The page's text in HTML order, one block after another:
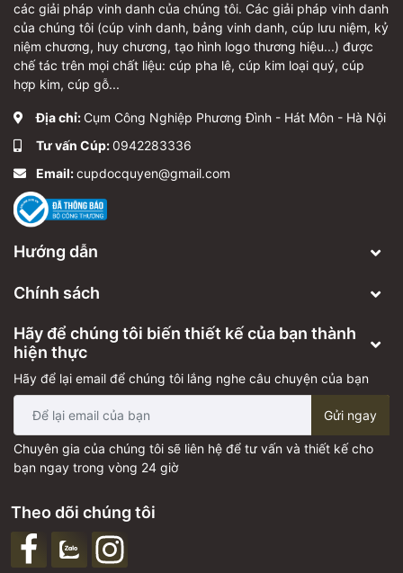
các giải pháp vinh danh của chúng tôi. Các giải pháp vinh danh
của chúng tôi (cúp vinh danh, bảng vinh danh, cúp lưu niệm, kỷ
niệm chương, huy chương, tạo hình logo thương hiệu...) được
chế tác trên mọi chất liệu: cúp pha lê, cúp kim loại quý, cúp
hợp kim, cúp gỗ...
Địa chỉ: Cụm Công Nghiệp Phương Đình - Hát Môn - Hà Nội
Tư vấn Cúp:0942283336
Email:cupdocquyen@gmail.com
Hướng dẫn
Chính sách
Hãy để chúng tôi biến thiết kế của bạn thành
hiện thực
Hãy để lại email để chúng tôi lắng nghe câu chuyện của bạn
Gửi ngay
Chuyên gia của chúng tôi sẽ liên hệ để tư vấn và thiết kế cho
bạn ngay trong vòng 24 giờ
Theo dõi chúng tôi